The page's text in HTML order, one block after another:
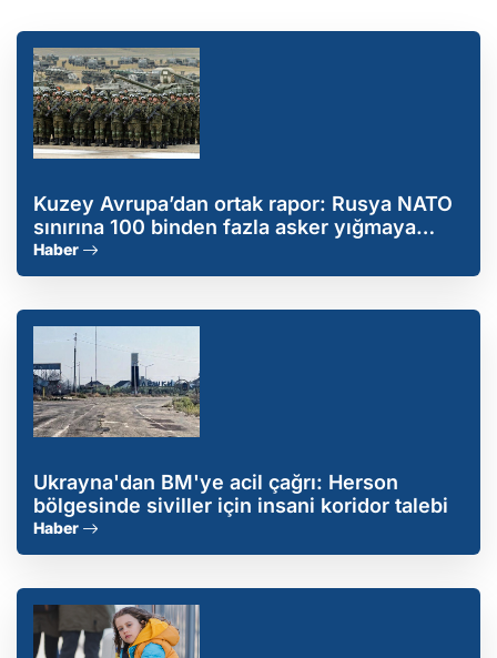
Kuzey Avrupa’dan ortak rapor: Rusya NATO
sınırına 100 binden fazla asker yığmaya
hazırlanıyor
Haber
Ukrayna'dan BM'ye acil çağrı: Herson
bölgesinde siviller için insani koridor talebi
Haber